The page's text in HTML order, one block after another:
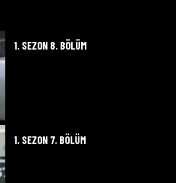
1. SEZON 8. BÖLÜM
1. SEZON 7. BÖLÜM